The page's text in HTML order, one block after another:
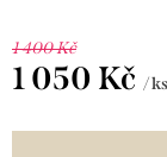
1 400 Kč
1 050 Kč / ks
cena: